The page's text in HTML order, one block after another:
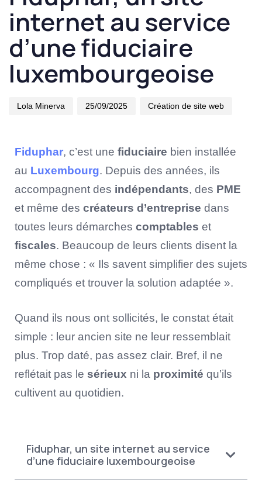
internet au service
d’une fiduciaire
luxembourgeoise
Lola Minerva 25/09/2025 Création de site web
Fiduphar, c’est une fiduciaire bien installée
au Luxembourg. Depuis des années, ils
accompagnent des indépendants, des PME
et même des créateurs d’entreprise dans
toutes leurs démarches comptables et
fiscales. Beaucoup de leurs clients disent la
même chose : « Ils savent simplifier des sujets
compliqués et trouver la solution adaptée ».
Quand ils nous ont sollicités, le constat était
simple : leur ancien site ne leur ressemblait
plus. Trop daté, pas assez clair. Bref, il ne
reflétait pas le sérieux ni la proximité qu’ils
cultivent au quotidien.
Fiduphar, un site internet au service
d’une fiduciaire luxembourgeoise